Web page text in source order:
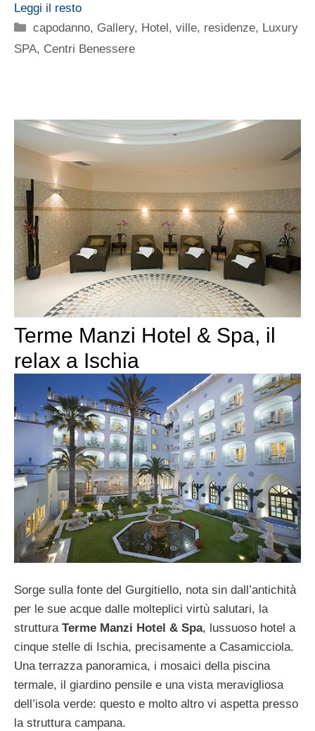
Leggi il resto
Categorie
capodanno, Gallery, Hotel, ville, residenze, Luxury
SPA, Centri Benessere
Terme Manzi Hotel & Spa, il
relax a Ischia
Sorge sulla fonte del Gurgitiello, nota sin dall’antichità
per le sue acque dalle molteplici virtù salutari, la
struttura Terme Manzi Hotel & Spa, lussuoso hotel a
cinque stelle di Ischia, precisamente a Casamicciola.
Una terrazza panoramica, i mosaici della piscina
termale, il giardino pensile e una vista meravigliosa
dell’isola verde: questo e molto altro vi aspetta presso
la struttura campana.